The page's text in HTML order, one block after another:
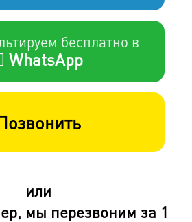
бесплатно в
WhatsApp
или
мы перезвоним за 1